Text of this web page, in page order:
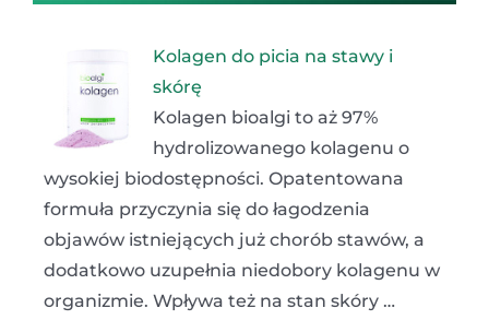
Kolagen do picia na stawy i
skórę
Kolagen bioalgi to aż 97%
hydrolizowanego kolagenu o
wysokiej biodostępności. Opatentowana
formuła przyczynia się do łagodzenia
objawów istniejących już chorób stawów, a
dodatkowo uzupełnia niedobory kolagenu w
organizmie. Wpływa też na stan skóry …